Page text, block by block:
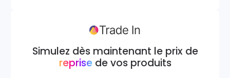
Simulez dès maintenant le prix de
reprisede vos produits